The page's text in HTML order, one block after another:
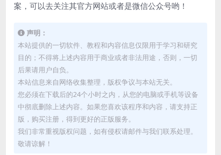
案，可以去关注其官方网站或者是微信公众号哟！
声明：
本站提供的一切软件、教程和内容信息仅限用于学习和研究
目的；不得将上述内容用于商业或者非法用途，否则，一切
后果请用户自负。
本站信息来自网络收集整理，版权争议与本站无关。
您必须在下载后的24个小时之内，从您的电脑或手机等设备
中彻底删除上述内容。如果您喜欢该程序和内容，请支持正
版，购买注册，得到更好的正版服务。
我们非常重视版权问题，如有侵权请邮件与我们联系处理。
敬请谅解！